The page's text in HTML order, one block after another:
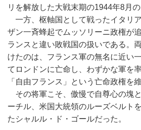
リを解放した大戦末期の1944年8月の
一方、枢軸国として戦ったイタリ
ザン一斉蜂起でムッソリーニ政権が
ランスと違い敗戦国の扱いである。
けたのは、フランス軍の無名に近い
てロンドンに亡命し、わずかな軍を
「自由フランス」という亡命政権を
その将軍こそ、傲慢で自尊心の塊
ーチル、米国大統領のルーズベルト
たシャルル・ド・ゴールだった。